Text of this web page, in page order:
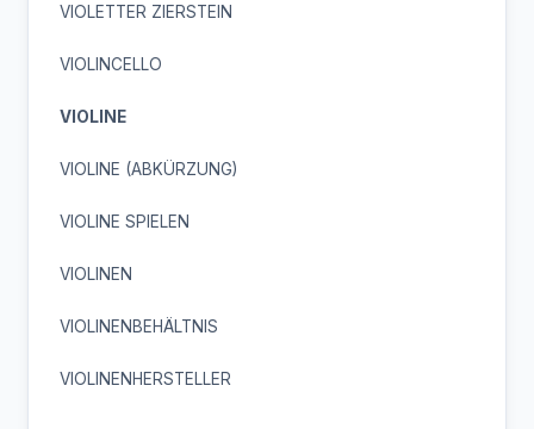
VIOLETTER ZIERSTEIN
VIOLINCELLO
VIOLINE
VIOLINE (ABKÜRZUNG)
VIOLINE SPIELEN
VIOLINEN
VIOLINENBEHÄLTNIS
VIOLINENHERSTELLER